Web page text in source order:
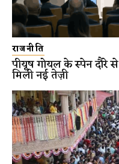
राजनीति
पीयूष गोयल के स्पेन दौरे
मिली नई तेज़ी